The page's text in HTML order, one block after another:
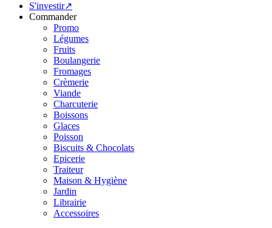
S'investir↗
Commander
Promo
Légumes
Fruits
Boulangerie
Fromages
Crèmerie
Viande
Charcuterie
Boissons
Glaces
Poisson
Biscuits & Chocolats
Epicerie
Traiteur
Maison & Hygiène
Jardin
Librairie
Accessoires